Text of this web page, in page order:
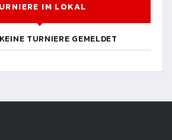
IM LOKAL
TURNIERE GEMELDET